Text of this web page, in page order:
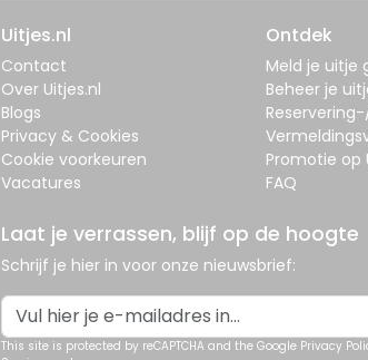
Uitjes.nl
Contact
Over Uitjes.nl
Blogs
Privacy & Cookies
Cookie voorkeuren
Vacatures
Ontdek
Meld je uitje
Beheer je
Promotie op
FAQ
Laat je verrassen, blijf op de hoogte
Schrijf je hier in voor onze nieuwsbrief:
This site is protected by reCAPTCHA and the Google Privacy